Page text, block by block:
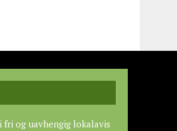
fri og uavhengig lokalavis